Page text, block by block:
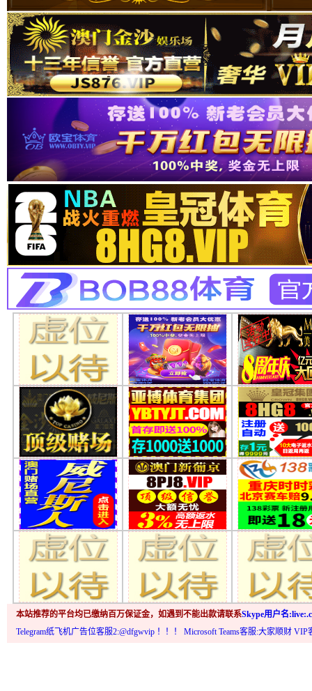
本站推荐的平台均已缴纳百万保证金，如遇到不能出款请联系Skype用户名
Telegram纸飞机广告位客服2:@dfgwvip ！！！ Microsoft Teams客服:大家顺财 VIP